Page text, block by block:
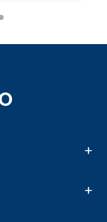
+
+